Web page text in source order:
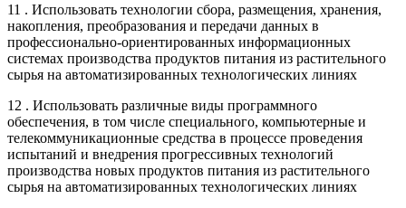
11 . Использовать технологии сбора, размещения, хранения,
накопления, преобразования и передачи данных в
профессионально-ориентированных информационных
системах производства продуктов питания из растительного
сырья на автоматизированных технологических линиях
12 . Использовать различные виды программного
обеспечения, в том числе специального, компьютерные и
телекоммуникационные средства в процессе проведения
испытаний и внедрения прогрессивных технологий
производства новых продуктов питания из растительного
сырья на автоматизированных технологических линиях